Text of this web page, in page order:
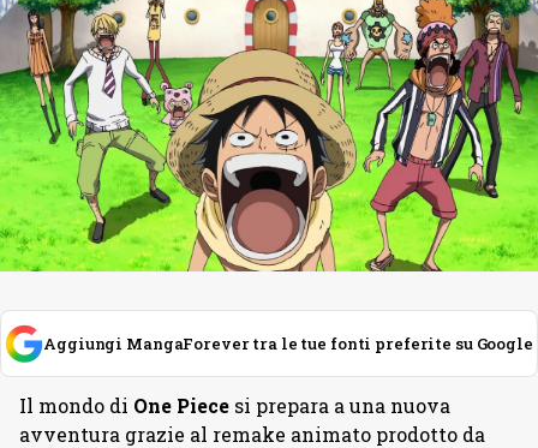
Aggiungi MangaForever tra le tue fonti preferite su Google
Il mondo di One Piece si prepara a una nuova
avventura grazie al remake animato prodotto da